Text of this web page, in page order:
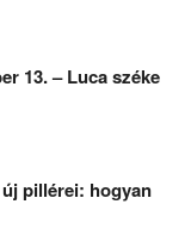
13. – Luca széke
pillérei: hogyan